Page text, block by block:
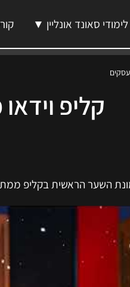
לימודי סאונד אונליין ▼
קליפ
השער הראשית בקליפ